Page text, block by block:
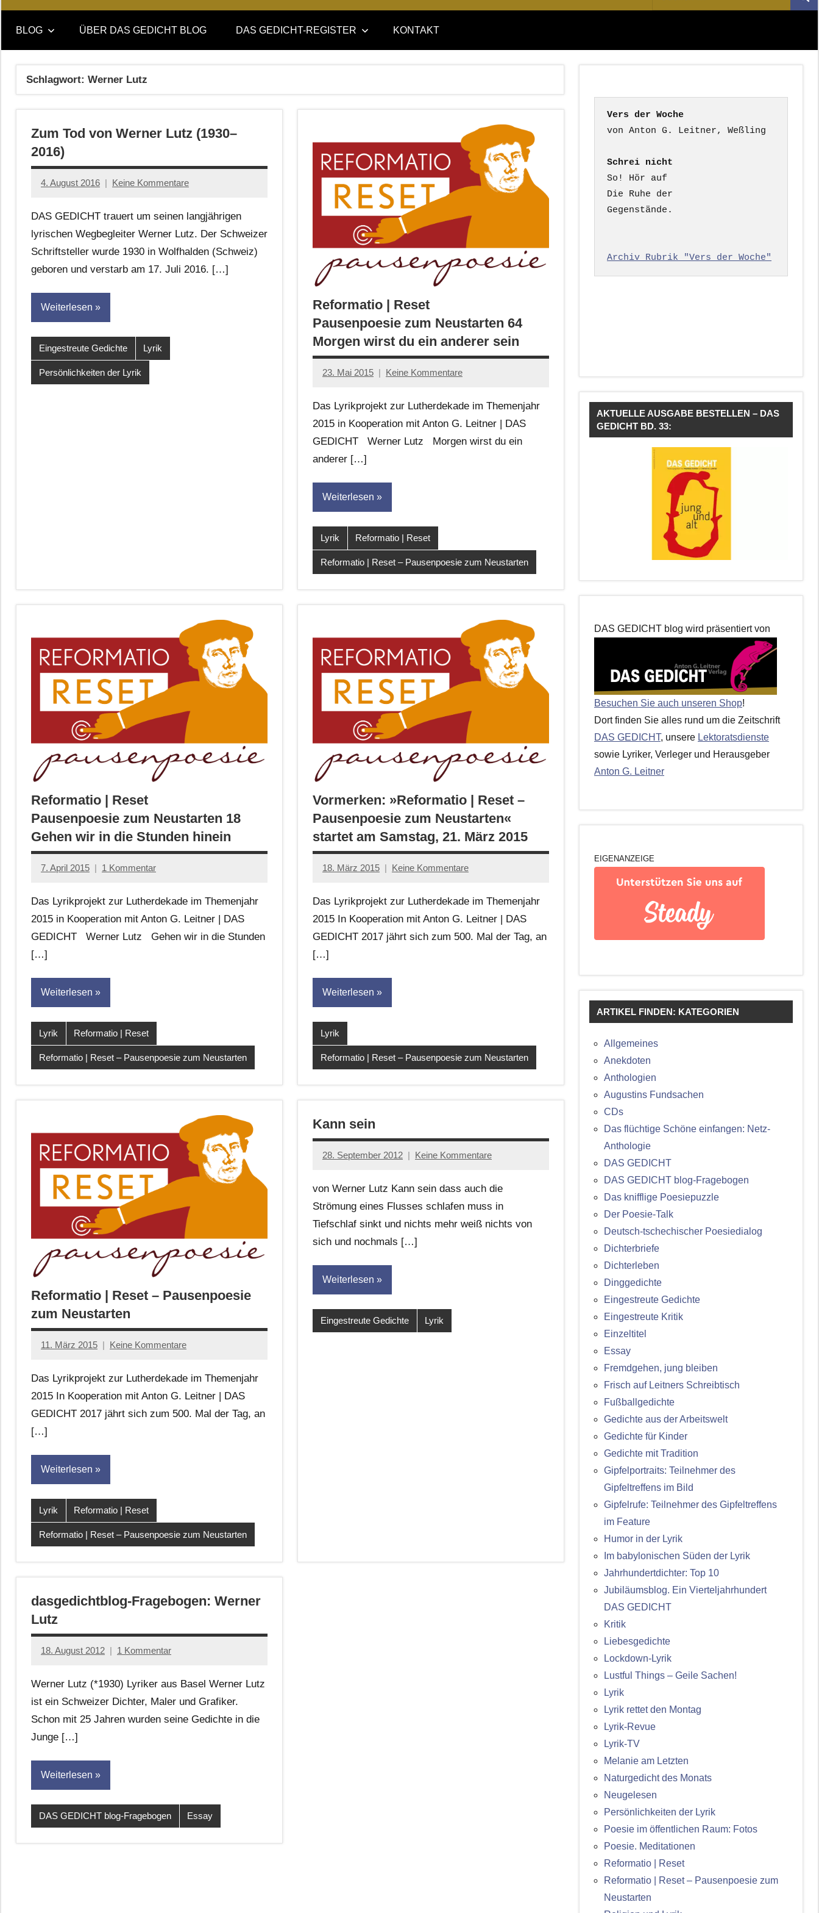
DAS
GEDICHT
blog
DAS
GEDICHT.
Zeitschrift
nach:
BLOG ÜBER DAS GEDICHT BLOG DAS GEDICHT-REGISTER KONTAKT
Schlagwort: Werner Lutz
Zum Tod von Werner Lutz (1930–
2016)
4. August 2016
Anton
Leitner
Keine Kommentare
DAS GEDICHT trauert um seinen langjährigen
lyrischen Wegbegleiter Werner Lutz. Der Schweizer
Schriftsteller wurde 1930 in Wolfhalden (Schweiz)
geboren und verstarb am 17. Juli 2016. […]
Weiterlesen
Eingestreute Gedichte Lyrik
Persönlichkeiten der Lyrik
Reformatio | Reset
Pausenpoesie zum Neustarten 64
Morgen wirst du ein anderer sein
23. Mai 2015
Anton
Leitner
Keine Kommentare
Das Lyrikprojekt zur Lutherdekade im Themenjahr
2015 in Kooperation mit Anton G. Leitner | DAS
GEDICHT Werner Lutz Morgen wirst du ein
anderer […]
Weiterlesen
Lyrik Reformatio | Reset
Reformatio | Reset – Pausenpoesie zum Neustarten
Reformatio | Reset
Pausenpoesie zum Neustarten 18
Gehen wir in die Stunden hinein
7. April 2015
Anton
Leitner
1 Kommentar
Das Lyrikprojekt zur Lutherdekade im Themenjahr
2015 in Kooperation mit Anton G. Leitner | DAS
GEDICHT Werner Lutz Gehen wir in die Stunden
[…]
Weiterlesen
Lyrik Reformatio | Reset
Reformatio | Reset – Pausenpoesie zum Neustarten
Vormerken: »Reformatio | Reset –
Pausenpoesie zum Neustarten«
startet am Samstag, 21. März 2015
18. März 2015
Anton
Leitner
Keine Kommentare
Das Lyrikprojekt zur Lutherdekade im Themenjahr
2015 In Kooperation mit Anton G. Leitner | DAS
GEDICHT 2017 jährt sich zum 500. Mal der Tag, an
[…]
Weiterlesen
Lyrik
Reformatio | Reset – Pausenpoesie zum Neustarten
Reformatio | Reset – Pausenpoesie
zum Neustarten
11. März 2015
Anton
Leitner
Keine Kommentare
Das Lyrikprojekt zur Lutherdekade im Themenjahr
2015 In Kooperation mit Anton G. Leitner | DAS
GEDICHT 2017 jährt sich zum 500. Mal der Tag, an
[…]
Weiterlesen
Lyrik Reformatio | Reset
Reformatio | Reset – Pausenpoesie zum Neustarten
Kann sein
28. September 2012
Anton
Leitner
Keine Kommentare
von Werner Lutz Kann sein dass auch die
Strömung eines Flusses schlafen muss in
Tiefschlaf sinkt und nichts mehr weiß nichts von
sich und nochmals […]
Weiterlesen
Eingestreute Gedichte Lyrik
dasgedichtblog-Fragebogen: Werner
Lutz
18. August 2012
Anton
Leitner
1 Kommentar
Werner Lutz (*1930) Lyriker aus Basel Werner Lutz
ist ein Schweizer Dichter, Maler und Grafiker.
Schon mit 25 Jahren wurden seine Gedichte in die
Junge […]
Weiterlesen
DAS GEDICHT blog-Fragebogen Essay
Vers der Woche
Schrei nicht
So! Hör auf
Die Ruhe der
Gegenstände.
Archiv Rubrik "Vers der Woche"
AKTUELLE AUSGABE BESTELLEN – DAS
GEDICHT BD. 33:
DAS GEDICHT blog wird präsentiert von
Besuchen Sie auch unseren Shop!
Dort finden Sie alles rund um die Zeitschrift
DAS GEDICHT, unsere Lektoratsdienste
sowie Lyriker, Verleger und Herausgeber
Anton G. Leitner
EIGENANZEIGE
ARTIKEL FINDEN: KATEGORIEN
Allgemeines
Anekdoten
Anthologien
Augustins Fundsachen
CDs
Das flüchtige Schöne einfangen: Netz-
Anthologie
DAS GEDICHT
DAS GEDICHT blog-Fragebogen
Das knifflige Poesiepuzzle
Der Poesie-Talk
Deutsch-tschechischer Poesiedialog
Dichterbriefe
Dichterleben
Dinggedichte
Eingestreute Gedichte
Eingestreute Kritik
Einzeltitel
Essay
Fremdgehen, jung bleiben
Frisch auf Leitners Schreibtisch
Fußballgedichte
Gedichte aus der Arbeitswelt
Gedichte für Kinder
Gedichte mit Tradition
Gipfelportraits: Teilnehmer des
Gipfeltreffens im Bild
Gipfelrufe: Teilnehmer des Gipfeltreffens
im Feature
Humor in der Lyrik
Im babylonischen Süden der Lyrik
Jahrhundertdichter: Top 10
Jubiläumsblog. Ein Vierteljahrhundert
DAS GEDICHT
Kritik
Liebesgedichte
Lockdown-Lyrik
Lustful Things – Geile Sachen!
Lyrik
Lyrik rettet den Montag
Lyrik-Revue
Lyrik-TV
Melanie am Letzten
Naturgedicht des Monats
Neugelesen
Persönlichkeiten der Lyrik
Poesie im öffentlichen Raum: Fotos
Poesie. Meditationen
Reformatio | Reset
Reformatio | Reset – Pausenpoesie zum
Neustarten